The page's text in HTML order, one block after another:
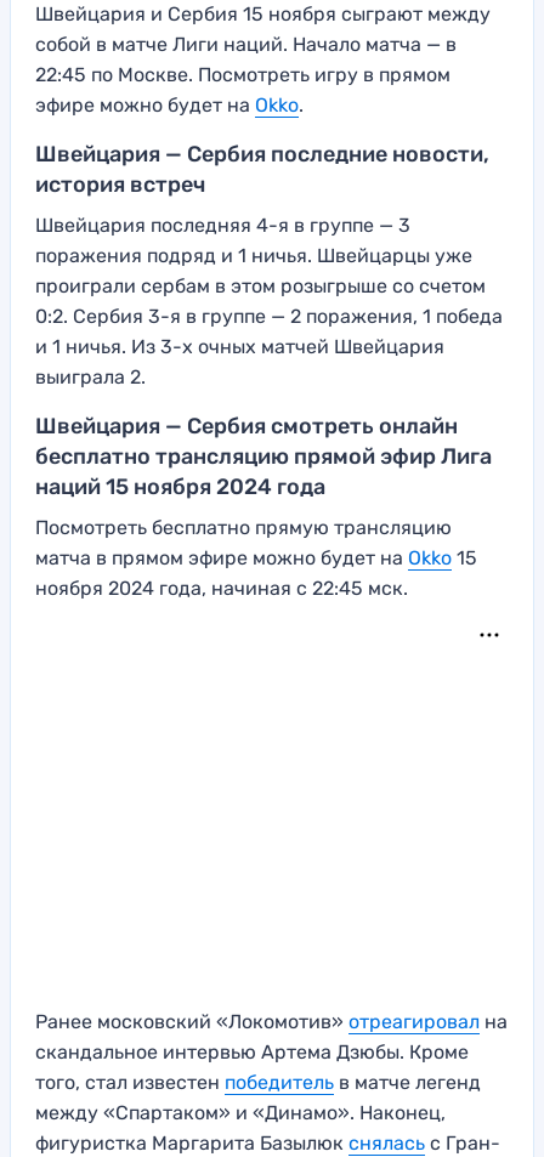
Швейцария и Сербия 15 ноября сыграют между
собой в матче Лиги наций. Начало матча — в
22:45 по Москве. Посмотреть игру в прямом
эфире можно будет на Okko.
Швейцария — Сербия последние новости,
история встреч
Швейцария последняя 4-я в группе — 3
поражения подряд и 1 ничья. Швейцарцы уже
проиграли сербам в этом розыгрыше со счетом
0:2. Сербия 3-я в группе — 2 поражения, 1 победа
и 1 ничья. Из 3-х очных матчей Швейцария
выиграла 2.
Швейцария — Сербия смотреть онлайн
бесплатно трансляцию прямой эфир Лига
наций 15 ноября 2024 года
Посмотреть бесплатно прямую трансляцию
матча в прямом эфире можно будет на Okko 15
ноября 2024 года, начиная с 22:45 мск.
Ранее московский «Локомотив» отреагировал на
скандальное интервью Артема Дзюбы. Кроме
того, стал известен победитель в матче легенд
между «Спартаком» и «Динамо». Наконец,
фигуристка Маргарита Базылюк снялась с Гран-